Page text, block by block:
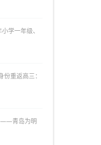
学一年级、
名指南
份重返高三：
——青岛为明